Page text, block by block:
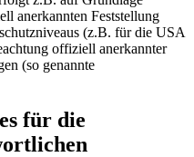
anerkannten Feststellung
(z.B. für die USA
offiziell anerkannter
(so genannte
für die